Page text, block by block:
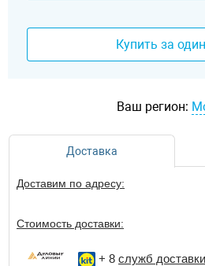
Купить за
Ваш регион:
Доставка
Доставим по адресу:
Стоимость доставки:
+ 8 служб доставки